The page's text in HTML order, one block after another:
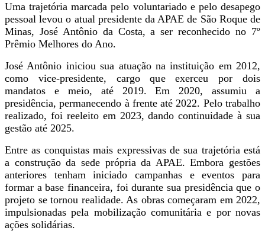
Uma trajetória marcada pelo voluntariado e pelo desapego
pessoal levou o atual presidente da APAE de São Roque de
Minas, José Antônio da Costa, a ser reconhecido no 7º
Prêmio Melhores do Ano.
José Antônio iniciou sua atuação na instituição em 2012,
como vice-presidente, cargo que exerceu por dois
mandatos e meio, até 2019. Em 2020, assumiu a
presidência, permanecendo à frente até 2022. Pelo trabalho
realizado, foi reeleito em 2023, dando continuidade à sua
gestão até 2025.
Entre as conquistas mais expressivas de sua trajetória está
a construção da sede própria da APAE. Embora gestões
anteriores tenham iniciado campanhas e eventos para
formar a base financeira, foi durante sua presidência que o
projeto se tornou realidade. As obras começaram em 2022,
impulsionadas pela mobilização comunitária e por novas
ações solidárias.